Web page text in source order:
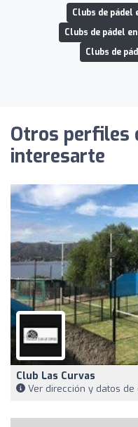
Clubs de pádel
Clubs de pádel
Clubs de
Otros perfiles
interesarte
Club Las Curvas
Ver dirección y datos de